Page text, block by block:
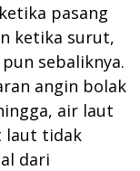
pasang
ketika surut,
sebaliknya.
angin bolak
air laut
laut tidak
dari